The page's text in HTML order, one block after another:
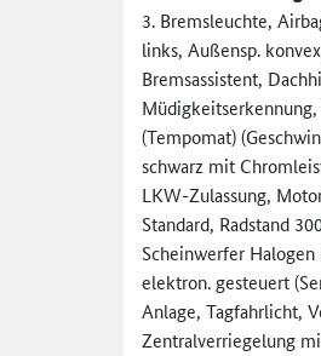
3. Bremsleuchte,
links, Außensp.
Bremsassistent,
(Tempomat)
schwarz mit
LKW-Zulassung,
Standard, Radstand
Scheinwerfer
elektron. gesteuert
Anlage, Tagfahrlicht,
Zentralverriegelung